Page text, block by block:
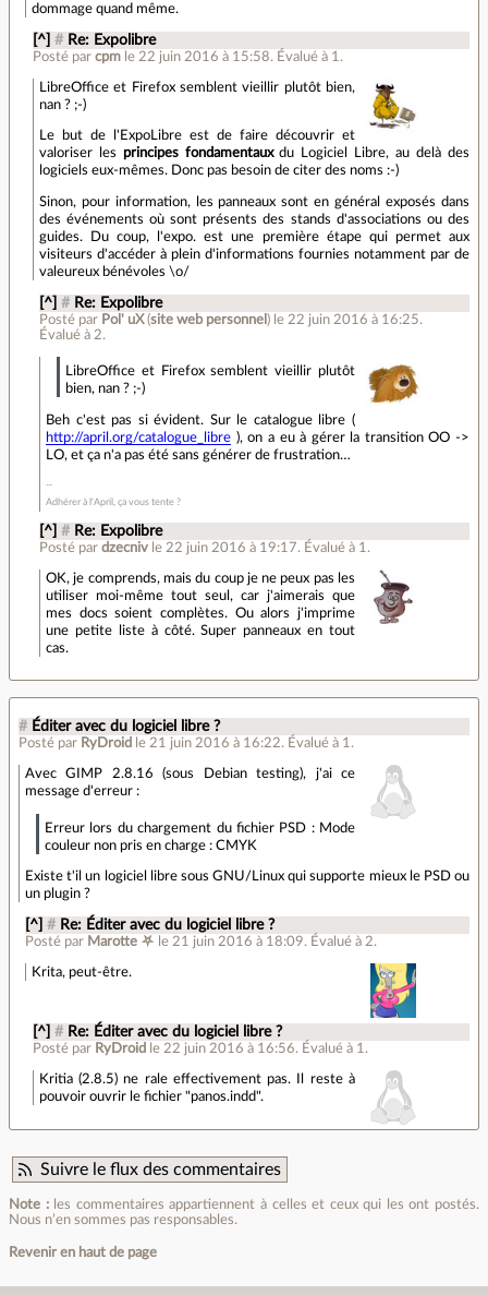
dommage quand même.
[^] # Re: Expolibre
Posté par cpm le 22 juin 2016 à 15:58. Évalué à 1 .
LibreOffice et Firefox semblent vieillir plutôt bien,
nan ? ;-)
Le but de l'ExpoLibre est de faire découvrir et
valoriser les
principes fondamentauxdu Logiciel Libre, au delà des
logiciels eux-mêmes. Donc pas besoin de citer des noms :-)
Sinon, pour information, les panneaux sont en général exposés dans
des événements où sont présents des stands d'associations ou des
guides. Du coup, l'expo. est une première étape qui permet aux
visiteurs d'accéder à plein d'informations fournies notamment par de
valeureux bénévoles \o/
[^] # Re: Expolibre
Posté par Pol' uX (site web personnel ) le 22 juin 2016 à 16:25.
Évalué à 2.
LibreOffice et Firefox semblent vieillir plutôt
bien, nan ? ;-)
Beh c'est pas si évident. Sur le catalogue libre (
http://april.org/catalogue_libre ), on a eu à gérer la transition OO ->
LO, et ça n'a pas été sans générer de frustration…
Adhérer à l'April, ça vous tente ?
[^] # Re: Expolibre
Posté pardzecniv le 22 juin 2016 à 19:17. Évalué à 1.
OK, je comprends, mais du coup je ne peux pas les
utiliser moi-même tout seul, car j'aimerais que
mes docs soient complètes. Ou alors j'imprime
une petite liste à côté. Super panneaux en tout
cas.
# Éditer avec du logiciel libre ?
Posté par RyDroid le 21 juin 2016 à 16:22. Évalué à 1 .
Avec GIMP 2.8.16 (sous Debian testing), j'ai ce
message d'erreur :
Erreur lors du chargement du fichier PSD : Mode
couleur non pris en charge : CMYK
Existe t'il un logiciel libre sous GNU/Linux qui supporte mieux le PSD ou
un plugin ?
[^] # Re: Éditer avec du logiciel libre ?
Posté par Marotte ⛧ le 21 juin 2016 à 18:09. Évalué à 2.
Krita, peut-être.
[^] # Re: Éditer avec du logiciel libre ?
Posté par RyDroid le 22 juin 2016 à 16:56. Évalué à 1 .
Kritia (2.8.5) ne rale effectivement pas. Il reste à
pouvoir ouvrir le fichier "panos.indd".
Suivre le flux des commentaires
Note :les commentaires appartiennent à celles et ceux qui les ont postés.
Nous n’en sommes pas responsables.
Revenir en haut de page